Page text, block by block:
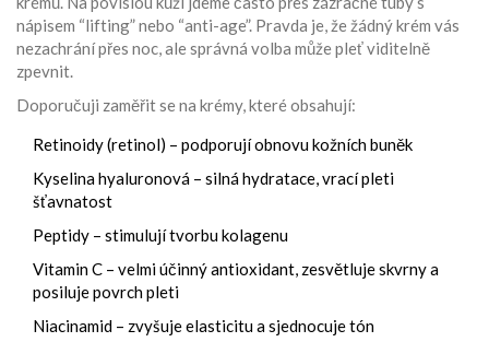
nápisem “lifting” nebo “anti-age”. Pravda je, že žádný krém vás
nezachrání přes noc, ale správná volba může pleť viditelně
zpevnit.
Doporučuji zaměřit se na krémy, které obsahují:
Retinoidy (retinol) – podporují obnovu kožních buněk
Kyselina hyaluronová – silná hydratace, vrací pleti
šťavnatost
Peptidy – stimulují tvorbu kolagenu
Vitamin C – velmi účinný antioxidant, zesvětluje skvrny a
posiluje povrch pleti
Niacinamid – zvyšuje elasticitu a sjednocuje tón